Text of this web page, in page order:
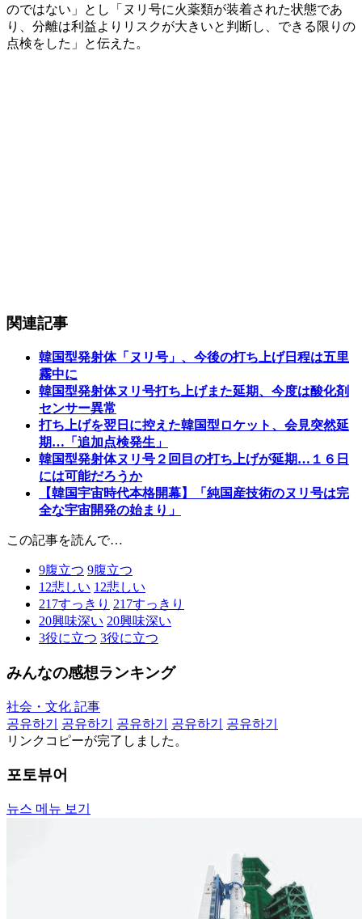
のではない」とし「ヌリ号に火薬類が装着された状態であ
り、分離は利益よりリスクが大きいと判断し、できる限りの
点検をした」と伝えた。
関連記事
韓国型発射体「ヌリ号」、今後の打ち上げ日程は五里
霧中に
韓国型発射体ヌリ号打ち上げまた延期、今度は酸化剤
センサー異常
打ち上げを翌日に控えた韓国型ロケット、会見突然延
期…「追加点検発生」
韓国型発射体ヌリ号２回目の打ち上げが延期…１６日
には可能だろうか
【韓国宇宙時代本格開幕】「純国産技術のヌリ号は完
全な宇宙開発の始まり」
この記事を読んで…
9腹立つ 9腹立つ
12悲しい 12悲しい
217すっきり 217すっきり
20興味深い 20興味深い
3役に立つ 3役に立つ
みんなの感想ランキング
社会・文化 記事
공유하기
공유하기 공유하기 공유하기
공유하기
リンクコピーが完了しました。
포토뷰어
뉴스 메뉴 보기